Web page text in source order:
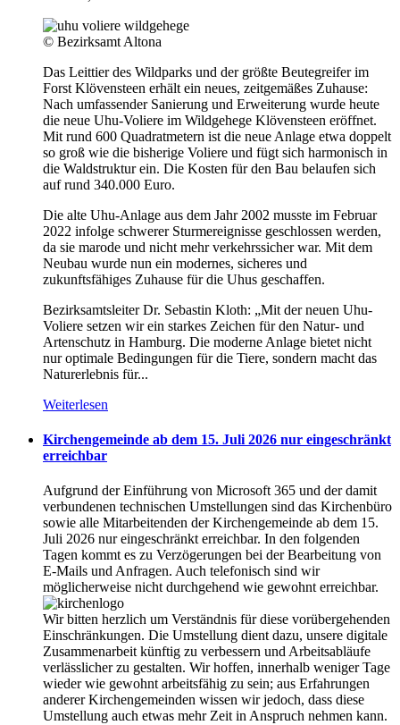
© Bezirksamt Altona
Das Leittier des Wildparks und der größte Beutegreifer im
Forst Klövensteen erhält ein neues, zeitgemäßes Zuhause:
Nach umfassender Sanierung und Erweiterung wurde heute
die neue Uhu-Voliere im Wildgehege Klövensteen eröffnet.
Mit rund 600 Quadratmetern ist die neue Anlage etwa doppelt
so groß wie die bisherige Voliere und fügt sich harmonisch in
die Waldstruktur ein. Die Kosten für den Bau belaufen sich
auf rund 340.000 Euro.
Die alte Uhu-Anlage aus dem Jahr 2002 musste im Februar
2022 infolge schwerer Sturmereignisse geschlossen werden,
da sie marode und nicht mehr verkehrssicher war. Mit dem
Neubau wurde nun ein modernes, sicheres und
zukunftsfähiges Zuhause für die Uhus geschaffen.
Bezirksamtsleiter Dr. Sebastin Kloth: „Mit der neuen Uhu-
Voliere setzen wir ein starkes Zeichen für den Natur- und
Artenschutz in Hamburg. Die moderne Anlage bietet nicht
nur optimale Bedingungen für die Tiere, sondern macht das
Naturerlebnis für...
Weiterlesen
Kirchengemeinde ab dem 15. Juli 2026 nur eingeschränkt
erreichbar
Aufgrund der Einführung von Microsoft 365 und der damit
verbundenen technischen Umstellungen sind das Kirchenbüro
sowie alle Mitarbeitenden der Kirchengemeinde ab dem 15.
Juli 2026 nur eingeschränkt erreichbar. In den folgenden
Tagen kommt es zu Verzögerungen bei der Bearbeitung von
E-Mails und Anfragen. Auch telefonisch sind wir
möglicherweise nicht durchgehend wie gewohnt erreichbar.
Wir bitten herzlich um Verständnis für diese vorübergehenden
Einschränkungen. Die Umstellung dient dazu, unsere digitale
Zusammenarbeit künftig zu verbessern und Arbeitsabläufe
verlässlicher zu gestalten. Wir hoffen, innerhalb weniger Tage
wieder wie gewohnt arbeitsfähig zu sein; aus Erfahrungen
anderer Kirchengemeinden wissen wir jedoch, dass diese
Umstellung auch etwas mehr Zeit in Anspruch nehmen kann.